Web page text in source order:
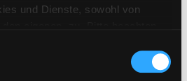
und Dienste, sowohl von
eine Verarbeitung in
(Länder außerhalb des EWR
Potsdam, filmwerte GmbH
- Die junge Kaiserin
Giasi,